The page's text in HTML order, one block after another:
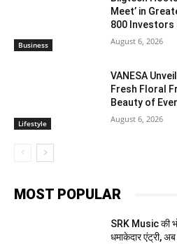
Business
Meet’ in
800 Investors
August 6, 2026
Lifestyle
VANESA
Fresh Floral
Beauty of
August 6, 2026
MOST POPULAR
SRK Music की
धमाकेदार एंट्री,